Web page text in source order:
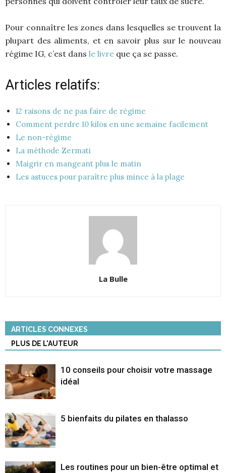
Pour connaître les zones dans lesquelles se trouvent la
plupart des aliments, et en savoir plus sur le nouveau
régime IG, c’est dans le livre que ça se passe.
Articles relatifs:
12 raisons de ne pas faire de régime
Comment perdre 10 kilos en une semaine facilement
Le non-régime
La méthode Zermati
Maigrir en mangeant plus le matin
Les astuces pour paraître plus mince à la plage
La Bulle
ARTICLES CONNEXES
PLUS DE L'AUTEUR
10 conseils pour choisir votre massage
idéal
5 bienfaits du pilates en thalasso
Les routines pour un bien-être optimal et